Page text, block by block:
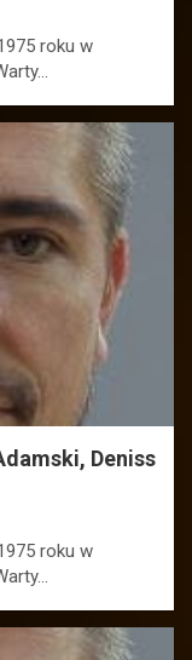
roku w
Deniss
roku w